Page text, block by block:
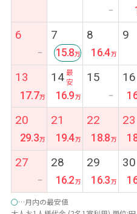
ー
6
ー
7
最
安
15.8
8
16.4
9
13
17.7
14
16.9
15
ー
16
20
29.3
21
19.4
22
18.8
23
27
ー
28
16.2
29
16.3
30
○…月内の最安値